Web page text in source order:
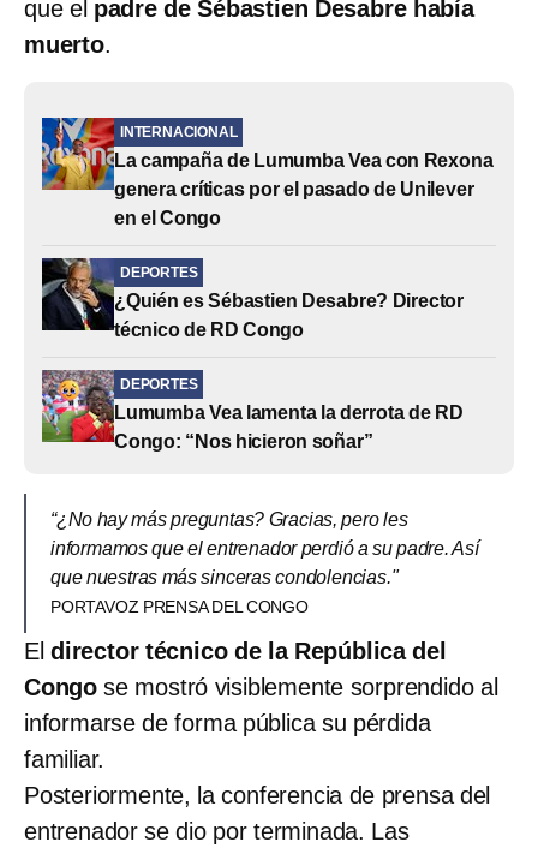
que el padre de Sébastien Desabre había
muerto.
INTERNACIONAL
La campaña de Lumumba Vea con Rexona
genera críticas por el pasado de Unilever
en el Congo
DEPORTES
¿Quién es Sébastien Desabre? Director
técnico de RD Congo
DEPORTES
Lumumba Vea lamenta la derrota de RD
Congo: “Nos hicieron soñar”
“¿No hay más preguntas? Gracias, pero les
informamos que el entrenador perdió a su padre. Así
que nuestras más sinceras condolencias."
PORTAVOZ PRENSA DEL CONGO
El director técnico de la República del
Congo se mostró visiblemente sorprendido al
informarse de forma pública su pérdida
familiar.
Posteriormente, la conferencia de prensa del
entrenador se dio por terminada. Las